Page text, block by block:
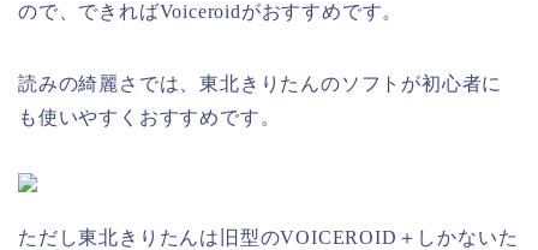
ので、できればVoiceroidがおすすめです。
読みの綺麗さでは、東北きりたんのソフトが初心者に
も使いやすくおすすめです。
ただし東北きりたんは旧型のVOICEROID＋しかないた